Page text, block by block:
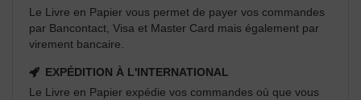
Le Livre en Papier vous permet de payer vos commandes
par Bancontact, Visa et Master Card mais également par
virement bancaire.
EXPÉDITION À L'INTERNATIONAL
Le Livre en Papier expédie vos commandes où que vous